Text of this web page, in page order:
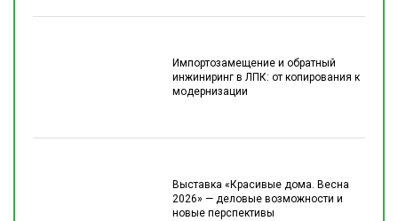
Импортозамещение и обратный
инжиниринг в ЛПК: от копирования к
модернизации
Выставка «Красивые дома. Весна
2026» — деловые возможности и
новые перспективы